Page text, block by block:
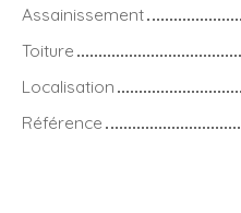
Assainissement
Toiture
Localisation
Référence